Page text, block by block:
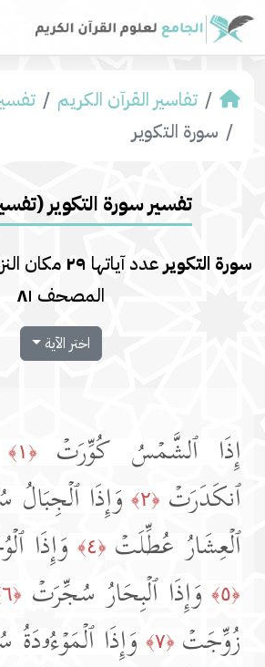
تفاسير القرآن الكريم
سورة التكوير
تفسير سورة التكوير
سورة التكويرعدد آياتها ٢٩ مكان
المصحف ٨١
اختر الآية
إِذَا ٱلشَّمۡسُ كُوِّرَتۡ ﴿١﴾
ٱنكَدَرَتۡ ﴿٢﴾ وَإِذَا ٱلۡجِبَالُ
ٱلۡعِشَارُ عُطِّلَتۡ ﴿٤﴾ وَإِذَا
﴿٥﴾ وَإِذَا ٱلۡبِحَارُ سُجِّرَتۡ ﴿٦﴾
زُوِّجَتۡ ﴿٧﴾ وَإِذَا